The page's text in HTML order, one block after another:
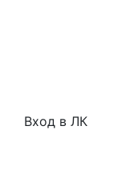
Вход в ЛК